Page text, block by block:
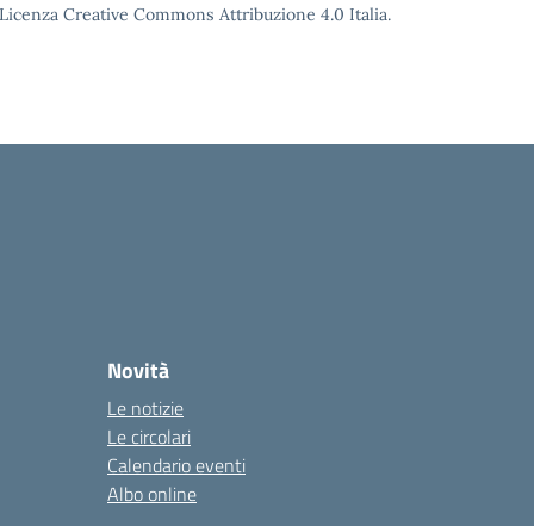
Creative Commons Attribuzione 4.0 Italia.
Novità
Le notizie
Le circolari
Calendario eventi
Albo online